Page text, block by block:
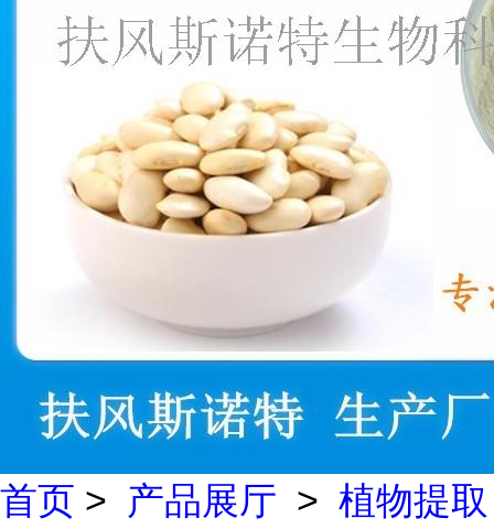
首页 > 产品展厅 > 植物提取